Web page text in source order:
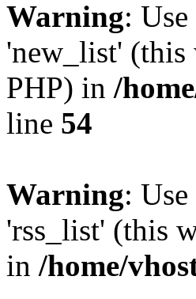
Warning:
'new_list'
PHP) in /
line 54
Warning:
'rss_list' (this
in /home/